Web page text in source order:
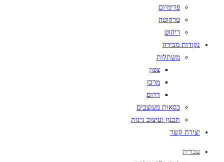
פרימיום
טרקוטה
ריהוט
נקודות מכירה
משתלות
צפון
מרכז
דרום
כסאות מעוצבים
תכנון ועיצוב גינות
יצירת קשר
עברית